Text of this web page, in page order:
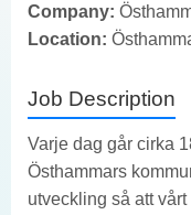
Company:
Location:
Job Description
Varje dag går cirka
Östhammars
utveckling så att